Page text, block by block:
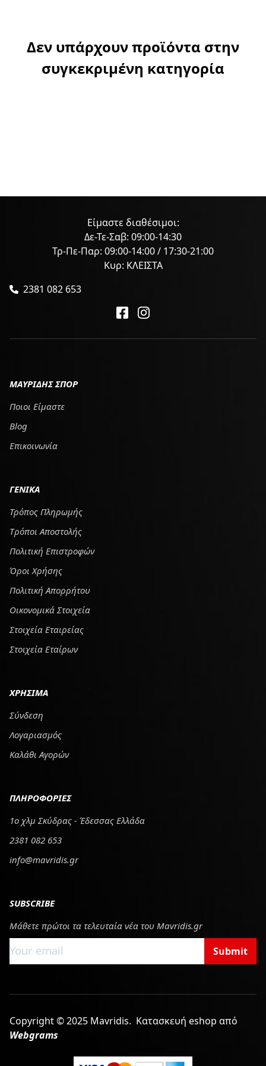
Δεν υπάρχουν προϊόντα στην
συγκεκριμένη κατηγορία
Είμαστε διαθέσιμοι:
Δε-Τε-Σαβ: 09:00-14:30
Τρ-Πε-Παρ: 09:00-14:00 / 17:30-21:00
Κυρ: ΚΛΕΙΣΤΑ
2381 082 653
ΜΑΥΡΙΔΗΣ ΣΠΟΡ
Ποιοι Είμαστε
Blog
Επικοινωνία
ΓΕΝΙΚΑ
Τρόπος Πληρωμής
Tρόποι Αποστολής
Πολιτική Επιστροφών
Όροι Χρήσης
Πολιτική Απορρήτου
Οικονομικά Στοιχεία
Στοιχεία Εταιρείας
Στοιχεία Εταίρων
ΧΡΗΣΙΜΑ
Σύνδεση
Λογαριασμός
Καλάθι Αγορών
ΠΛΗΡΟΦΟΡΙΕΣ
1ο χλμ Σκύδρας - Έδεσσας Ελλάδα
2381 082 653
info@mavridis.gr
SUBSCRIBE
Μάθετε πρώτοι τα τελευταία νέα του Mavridis.gr
Submit
Copyright © 2025 Mavridis. Κατασκευή eshop από
Webgrams